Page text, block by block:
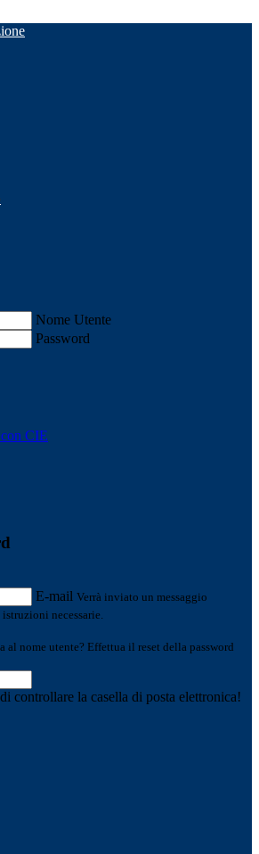
Nome Utente
Password
CIE
E-mail Verrà inviato un messaggio
necessarie.
al nome utente? Effettua il reset della password
controllare la casella di posta elettronica!